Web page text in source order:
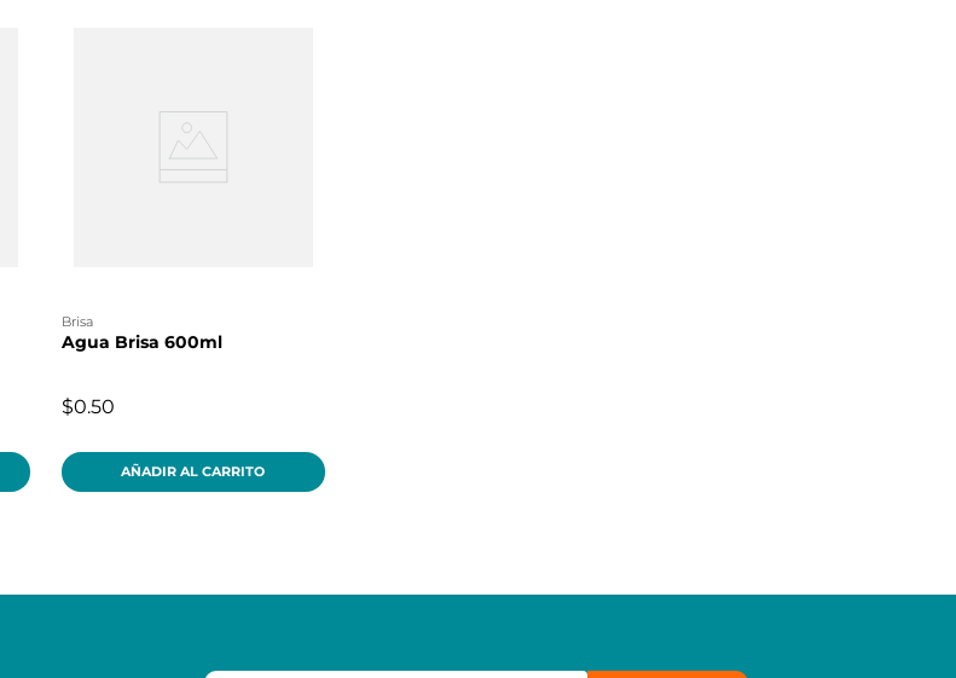
brisa
Agua Brisa 600ml
$0.50
AÑADIR AL CARRITO